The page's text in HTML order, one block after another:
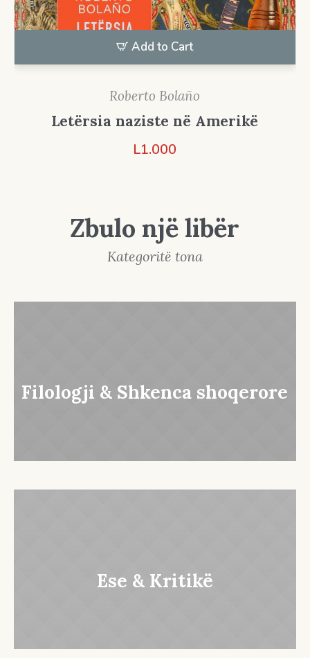
Add to Cart
Roberto Bolaño
Letërsia naziste në Amerikë
L1.000
Zbulo një libër
Kategoritë tona
Filologji & Shkenca shoqerore
Ese & Kritikë